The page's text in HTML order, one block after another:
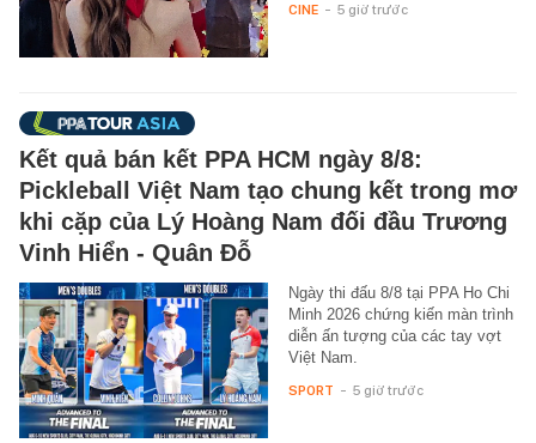
CINE - 5 giờ trước
Kết quả bán kết PPA HCM ngày 8/8:
Pickleball Việt Nam tạo chung kết trong mơ
khi cặp của Lý Hoàng Nam đối đầu Trương
Vinh Hiển - Quân Đỗ
Ngày thi đấu 8/8 tại PPA Ho Chi
Minh 2026 chứng kiến màn trình
diễn ấn tượng của các tay vợt
Việt Nam.
SPORT - 5 giờ trước